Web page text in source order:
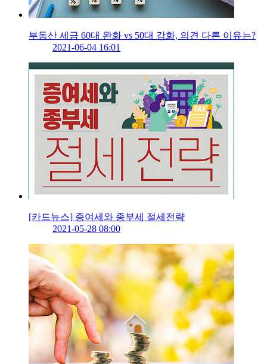
부동산 세금 60대 완화 vs 50대 강화, 의견 다른 이유는?
2021-06-04 16:01
[카드뉴스] 증여세와 종부세 절세전략
2021-05-28 08:00